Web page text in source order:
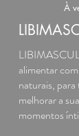
À
alimentar
naturais,
melhorar a
momentos